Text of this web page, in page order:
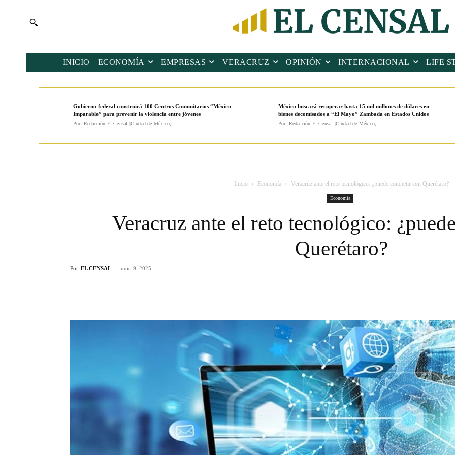
INICIO ECONOMÍA EMPRESAS VERACRUZ OPINIÓN INTERNACIONAL LIFE
Gobierno federal construirá 100 Centros Comunitarios “México
Imparable” para prevenir la violencia entre jóvenes
Por: Redacción El Censal |Ciudad de México,...
México buscará recuperar hasta 15 mil millones de dólares en
bienes decomisados a “El Mayo” Zambada en Estados Unidos
Por: Redacción El Censal |Ciudad de México,...
Inicio Economía Veracruz ante el reto tecnológico: ¿puede competir con Querétaro?
Economía
Veracruz ante el reto tecnológico:
Querétaro?
Por EL CENSAL - junio 9, 2025